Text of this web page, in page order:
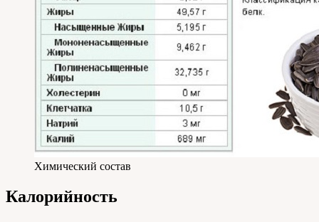
Химический состав
Калорийность